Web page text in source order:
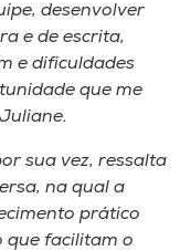
desenvolver
e de escrita,
e dificuldades
que me
sua vez, ressalta
na qual a
prático
que facilitam o